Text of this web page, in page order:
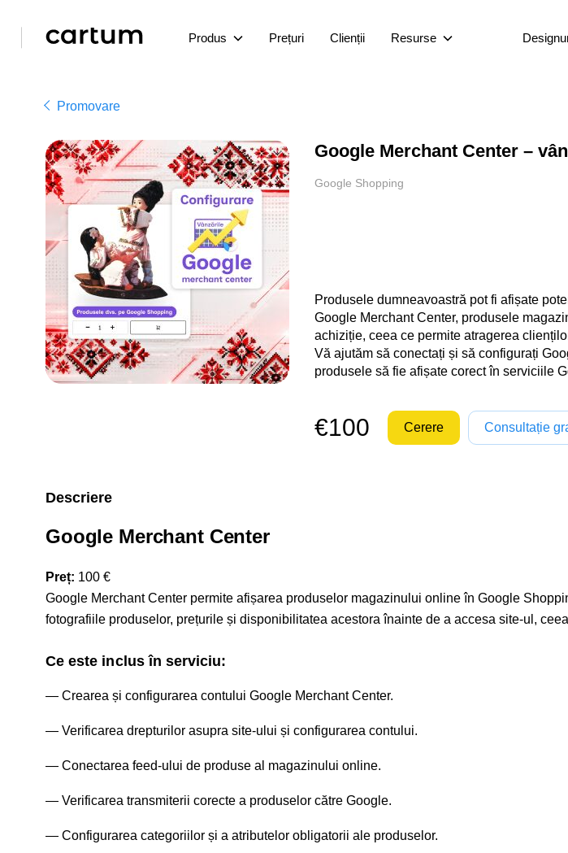
Produs Prețuri Clienții Resurse
Promovare
Google Merchant Center –
Google Shopping
Produsele dumneavoastră pot fi afișate
Google Merchant Center, produsele
achiziție, ceea ce permite atragerea
Vă ajutăm să conectați și să configurați
produsele să fie afișate corect în serviciile
€100 Cerere Consultație
Descriere
Google Merchant Center
Preț: 100 €
Google Merchant Center permite afișarea produselor magazinului online în Google
fotografiile produselor, prețurile și disponibilitatea acestora înainte de a accesa site-ul,
Ce este inclus în serviciu:
Crearea și configurarea contului Google Merchant Center.
Verificarea drepturilor asupra site-ului și configurarea contului.
Conectarea feed-ului de produse al magazinului online.
Verificarea transmiterii corecte a produselor către Google.
Configurarea categoriilor și a atributelor obligatorii ale produselor.